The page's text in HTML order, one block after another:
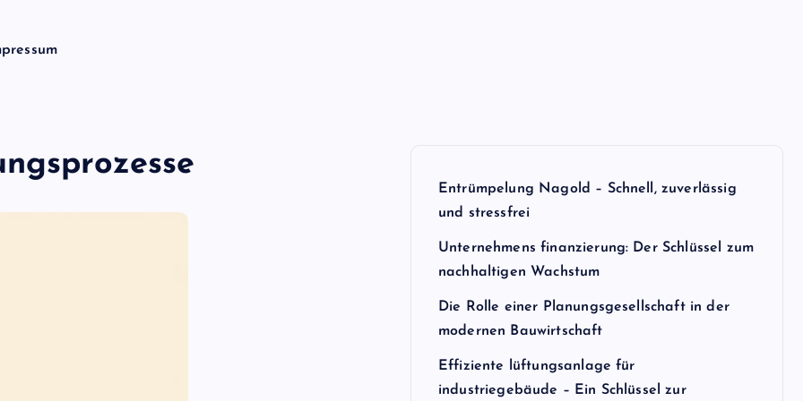
Entrümpelung Nagold – Schnell, zuverlässig
und stressfrei
Unternehmens finanzierung: Der Schlüssel zum
nachhaltigen Wachstum
Die Rolle einer Planungsgesellschaft in der
modernen Bauwirtschaft
Effiziente lüftungsanlage für
industriegebäude – Ein Schlüssel zur